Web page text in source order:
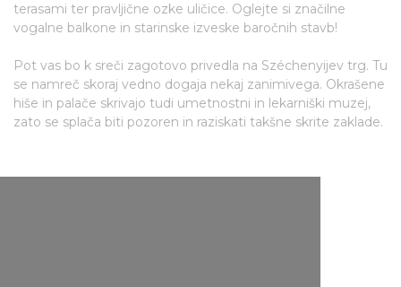
terasami ter pravljične ozke uličice. Oglejte si značilne
vogalne balkone in starinske izveske baročnih stavb!
Pot vas bo k sreči zagotovo privedla na Széchenyijev trg. Tu
se namreč skoraj vedno dogaja nekaj zanimivega. Okrašene
hiše in palače skrivajo tudi umetnostni in lekarniški muzej,
zato se splača biti pozoren in raziskati takšne skrite zaklade.